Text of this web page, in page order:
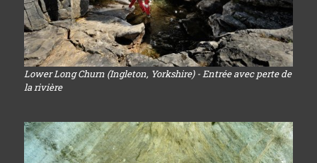
Lower Long Churn (Ingleton, Yorkshire) - Entrée avec perte de
la rivière